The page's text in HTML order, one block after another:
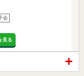
会
見る